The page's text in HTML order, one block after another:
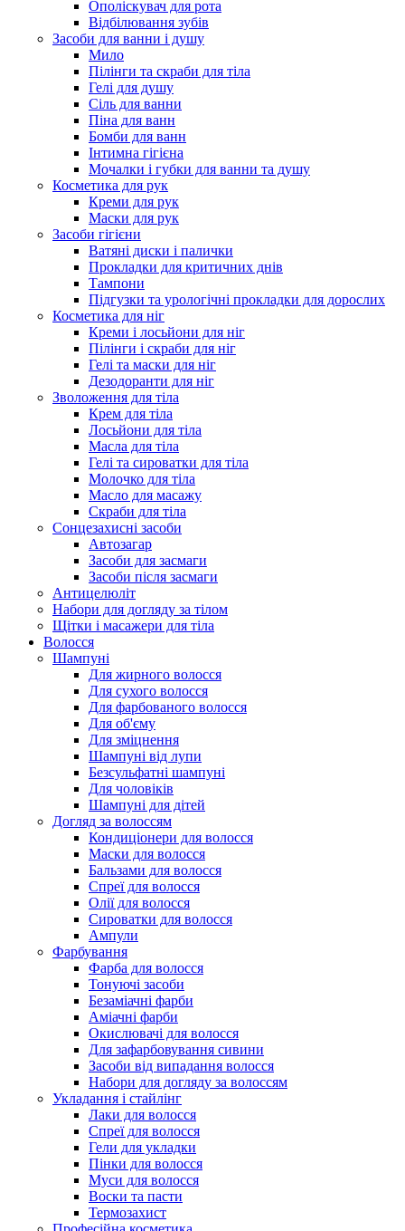
Ополіскувач для рота
Відбілювання зубів
Засоби для ванни і душу
Мило
Пілінги та скраби для тіла
Гелі для душу
Сіль для ванни
Піна для ванн
Бомби для ванн
Інтимна гігієна
Мочалки і губки для ванни та душу
Косметика для рук
Креми для рук
Маски для рук
Засоби гігієни
Ватяні диски і палички
Прокладки для критичних днів
Тампони
Підгузки та урологічні прокладки для дорослих
Косметика для ніг
Креми і лосьйони для ніг
Пілінги і скраби для ніг
Гелі та маски для ніг
Дезодоранти для ніг
Зволоження для тіла
Крем для тіла
Лосьйони для тіла
Масла для тіла
Гелі та сироватки для тіла
Молочко для тіла
Масло для масажу
Скраби для тіла
Сонцезахисні засоби
Автозагар
Засоби для засмаги
Засоби після засмаги
Антицелюліт
Набори для догляду за тілом
Щітки і масажери для тіла
Волосся
Шампуні
Для жирного волосся
Для сухого волосся
Для фарбованого волосся
Для об'єму
Для зміцнення
Шампуні від лупи
Безсульфатні шампуні
Для чоловіків
Шампуні для дітей
Догляд за волоссям
Кондиціонери для волосся
Маски для волосся
Бальзами для волосся
Спреї для волосся
Олії для волосся
Сироватки для волосся
Ампули
Фарбування
Фарба для волосся
Тонуючі засоби
Безаміачні фарби
Аміачні фарби
Окислювачі для волосся
Для зафарбовування сивини
Засоби від випадання волосся
Набори для догляду за волоссям
Укладання і стайлінг
Лаки для волосся
Спреї для волосся
Гели для укладки
Пінки для волосся
Муси для волосся
Воски та пасти
Термозахист